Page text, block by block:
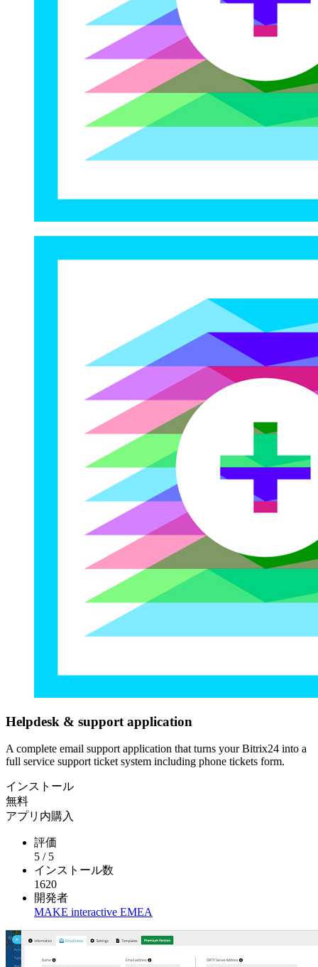
Helpdesk & support application
A complete email support application that turns your Bitrix24 into a
full service support ticket system including phone tickets form.
インストール
無料
アプリ内購入
評価
5 / 5
インストール数
1620
開発者
MAKE interactive EMEA